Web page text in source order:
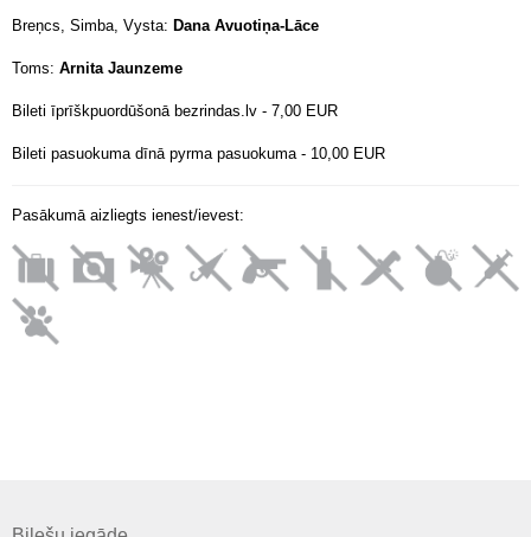
Breņcs, Simba, Vysta: Dana Avuotiņa-Lāce
Toms: Arnita Jaunzeme
Bileti īprīškpuordūšonā bezrindas.lv - 7,00 EUR
Bileti pasuokuma dīnā pyrma pasuokuma - 10,00 EUR
Pasākumā aizliegts ienest/ievest: